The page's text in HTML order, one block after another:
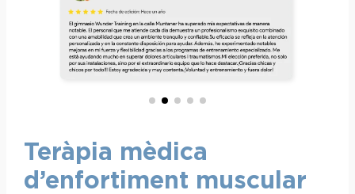
Teràpia mèdica
d’enfortiment muscular